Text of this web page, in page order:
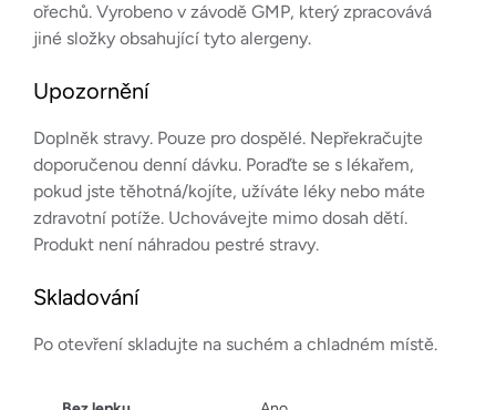
ořechů. Vyrobeno v závodě GMP, který zpracovává
jiné složky obsahující tyto alergeny.
Upozornění
Doplněk stravy. Pouze pro dospělé. Nepřekračujte
doporučenou denní dávku. Poraďte se s lékařem,
pokud jste těhotná/kojíte, užíváte léky nebo máte
zdravotní potíže. Uchovávejte mimo dosah dětí.
Produkt není náhradou pestré stravy.
Skladování
Po otevření skladujte na suchém a chladném místě.